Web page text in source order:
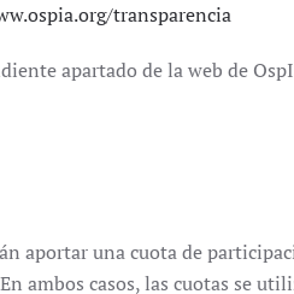
transparencia
apartado de la web de
aportar una cuota de
ambos casos, las cuotas se